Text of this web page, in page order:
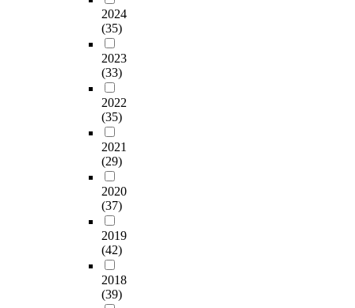
2024
(35)
2023
(33)
2022
(35)
2021
(29)
2020
(37)
2019
(42)
2018
(39)